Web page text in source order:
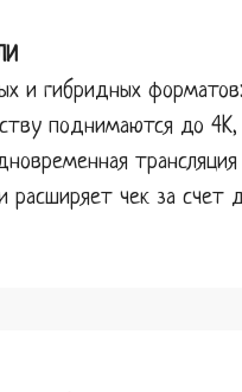
и гибридных
поднимаются до
чек за счет